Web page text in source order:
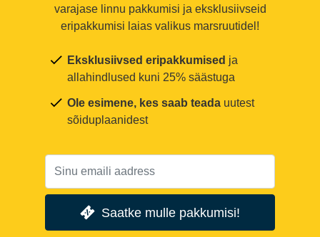
varajase linnu pakkumisi ja eksklusiivseid
eripakkumisi laias valikus marsruutidel!
Eksklusiivsed eripakkumised ja
allahindlused kuni 25% säästuga
Ole esimene, kes saab teada uutest
sõiduplaanidest
Saatke mulle pakkumisi!